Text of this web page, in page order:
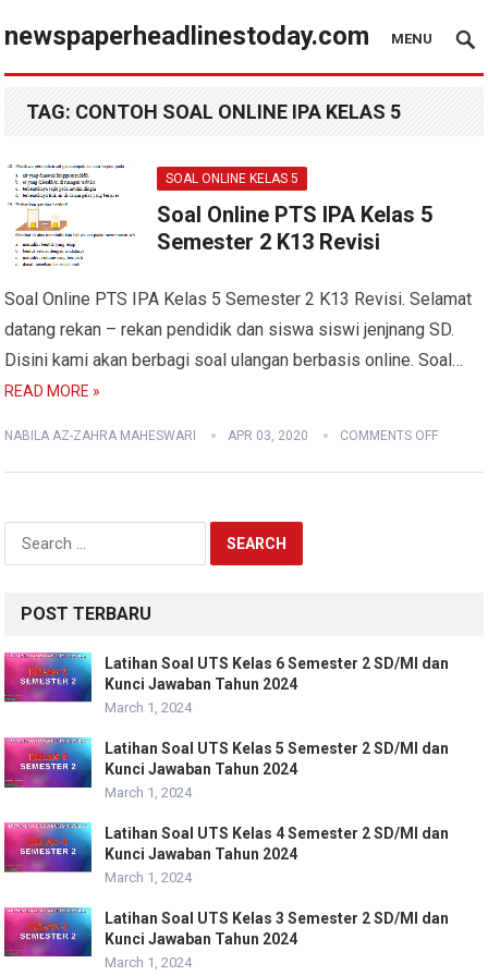
newspaperheadlinestoday.com MENU
TAG: CONTOH SOAL ONLINE IPA KELAS 5
SOAL ONLINE KELAS 5
Soal Online PTS IPA Kelas 5
Semester 2 K13 Revisi
Soal Online PTS IPA Kelas 5 Semester 2 K13 Revisi. Selamat
datang rekan – rekan pendidik dan siswa siswi jenjnang SD.
Disini kami akan berbagi soal ulangan berbasis online. Soal…
READ MORE »
NABILA AZ-ZAHRA MAHESWARI APR 03, 2020 COMMENTS OFF
Search
POST TERBARU
Latihan Soal UTS Kelas 6 Semester 2 SD/MI dan
Kunci Jawaban Tahun 2024
March 1, 2024
Latihan Soal UTS Kelas 5 Semester 2 SD/MI dan
Kunci Jawaban Tahun 2024
March 1, 2024
Latihan Soal UTS Kelas 4 Semester 2 SD/MI dan
Kunci Jawaban Tahun 2024
March 1, 2024
Latihan Soal UTS Kelas 3 Semester 2 SD/MI dan
Kunci Jawaban Tahun 2024
March 1, 2024